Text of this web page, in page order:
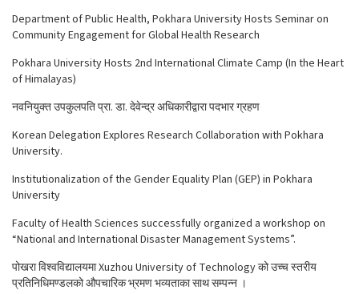
Department of Public Health, Pokhara University Hosts Seminar on
Community Engagement for Global Health Research
Pokhara University Hosts 2nd International Climate Camp (In the Heart
of Himalayas)
नवनियुक्त उपकुलपति प्रा. डा. देवेन्द्र अधिकारीद्वारा पदभार ग्रहण
Korean Delegation Explores Research Collaboration with Pokhara
University.
Institutionalization of the Gender Equality Plan (GEP) in Pokhara
University
Faculty of Health Sciences successfully organized a workshop on
“National and International Disaster Management Systems”.
पोखरा विश्वविद्यालयमा Xuzhou University of Technology को उच्च स्तरीय
प्रतिनिधिमण्डलको औपचारिक भ्रमण भव्यताका साथ सम्पन्न ।